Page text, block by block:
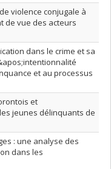
violence conjugale à
de vue des acteurs
dans le crime et sa
et au processus
et
jeunes délinquants de
: une analyse des
dans les